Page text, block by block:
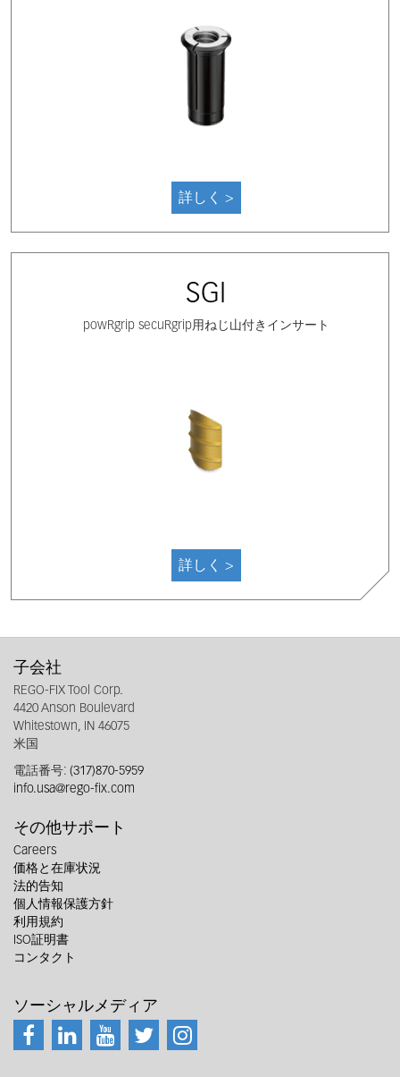
詳しく >
SGI
powRgrip secuRgrip用ねじ山付きインサート
詳しく >
子会社
REGO-FIX Tool Corp.
4420 Anson Boulevard
Whitestown, IN 46075
米国
電話番号: (317)870-5959
info.usa@rego-fix.com
その他サポート
Careers
価格と在庫状況
法的告知
個人情報保護方針
利用規約
ISO証明書
コンタクト
ソーシャルメディア